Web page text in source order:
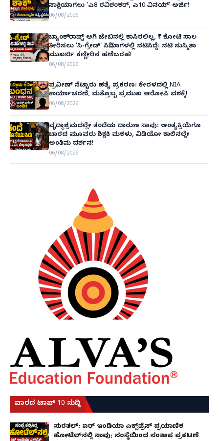
ಸಾಕ್ಷಿಯಾಗಲು 'ಎ8 ರವಿಶಂಕರ್, ಎ10 ವಿನಯ್' ಅರ್ಜಿ!
06/08/2026
ಬ್ಯಾಂಕ್‌ರಾಪ್ಟ್‌ ಆಗಿ ಜೇಬಿನಲ್ಲಿ ಕಾಸಿರಲಿಲ್ಲ, ₹1 ಕೋಟಿ ಸಾಲ
ತೀರಿಸಲು 'ಸಿ-ಗ್ರೇಡ್' ಸಿನಿಮಾಗಳಲ್ಲಿ ನಟಿಸಿದ್ದೆ: ನಟಿ ಸುಸ್ಮಿತಾ
ಮುಖರ್ಜಿ ಕಣ್ಣೀರಿನ ಹಣೆಬರಹ!
06/08/2026
ಪ್ರವೀಣ್ ನೆಟ್ಟಾರು ಹತ್ಯೆ ಪ್ರಕರಣ: ಕೇರಳದಲ್ಲಿ NIA
ಕಾರ್ಯಾಚರಣೆ, ಮತ್ತೊಬ್ಬ ಪ್ರಮುಖ ಆರೋಪಿ ವಶಕ್ಕೆ!
06/08/2026
ವೃದ್ಧಾಶ್ರಮದಲ್ಲೇ ತಂದೆಯ ದಾರುಣ ಸಾವು: ಅಂತ್ಯಕ್ರಿಯೆಗೂ
ಬಾರದ ಮೂವರು ಶಿಕ್ಷಕಿ ಮಕಳು, ವಿಡಿಯೋ ಕಾಲಿನಲ್ಲೇ
ಅಂತಿಮ ದರ್ಶನ!
06/08/2026
ವಾರದ ಟಾಪ್ 10 ಸುದ್ದಿ
ಸುರತ್ಕಲ್: ಏರ್ ಇಂಡಿಯಾ ಎಕ್ಸ್‌ಪ್ರೆಸ್ ಪ್ರಯಾಣಿಕ
ಹೋಟೆಲ್‌ನಲ್ಲಿ ಸಾವು; ಸಂಸ್ಥೆಯಿಂದ ಸಂತಾಪ ಪ್ರಕಟಣೆ